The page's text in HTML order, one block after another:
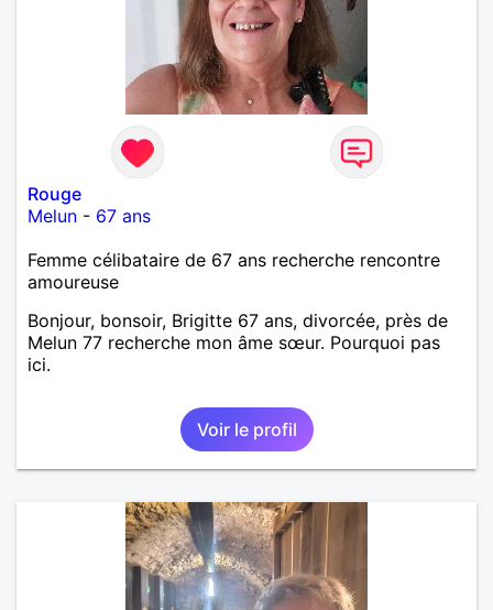
Rouge
Melun - 67 ans
Femme célibataire de 67 ans recherche rencontre
amoureuse
Bonjour, bonsoir, Brigitte 67 ans, divorcée, près de
Melun 77 recherche mon âme sœur. Pourquoi pas
ici.
Voir le profil